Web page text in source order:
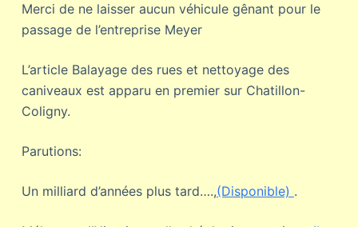
Merci de ne laisser aucun véhicule gênant pour le
passage de l’entreprise Meyer
L’article Balayage des rues et nettoyage des
caniveaux est apparu en premier sur Chatillon-
Coligny.
Parutions:
Un milliard d’années plus tard….,(Disponible) .